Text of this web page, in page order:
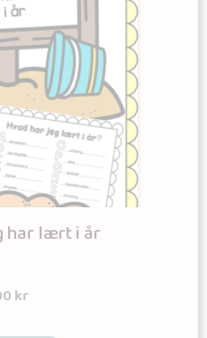
har lært i år
kr